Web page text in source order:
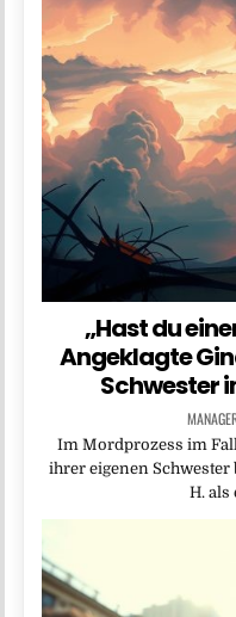
„Hast du
Angeklagte
Schwester
Im Mordprozess im
ihrer eigenen Schwester
H. als